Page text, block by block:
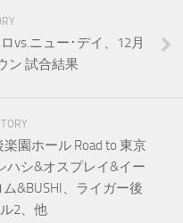
vs.ニュー･デイ、12月
ン 試合結果
園ホール Road to 東京
ハシ&オスプレイ&イー
&BUSHI、ライガー後
2、他